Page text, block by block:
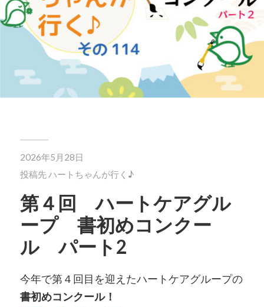
2026年5月28日
投稿先 ハートちゃんが行く♪
第４回 ハートケアグル
ープ 書初めコンクー
ル パート2
今年で第４回目を迎えたハートケアグループの
書初めコンクール！